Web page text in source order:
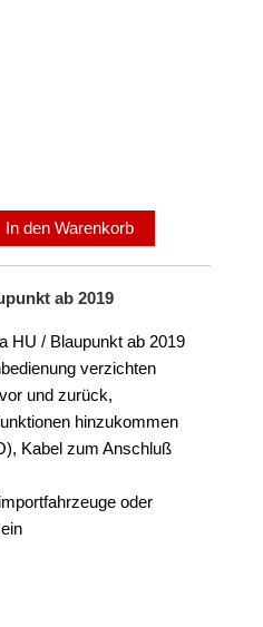
In den Warenkorb
ab 2019
HU / Blaupunkt ab 2019
verzichten
und zurück,
hinzukommen
Kabel zum Anschluß
oder